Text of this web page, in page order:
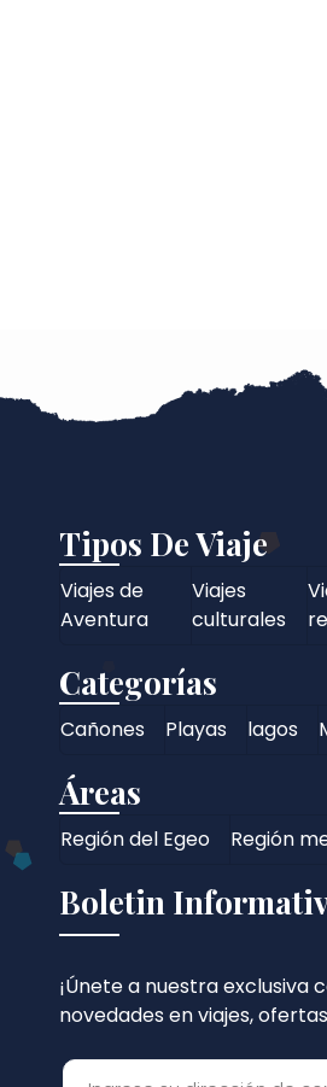
Tipos De Viaje
Viajes de
Aventura
Viajes
culturales
Categorías
Cañones Playas lagos
Áreas
Región del Egeo Región
Boletin
¡Únete a nuestra exclusiva
novedades en viajes,